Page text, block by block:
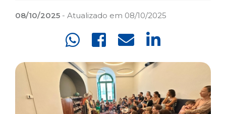
08/10/2025 - Atualizado em 08/10/2025